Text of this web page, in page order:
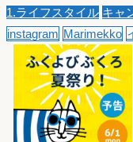
1.ライフスタイル キャ
instagram Marimekko